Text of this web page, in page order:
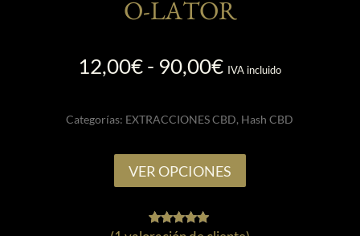
O-LATOR
12,00€- 90,00€Rango
desde
12,00€
hasta
90,00€
IVA incluido
Categorías: EXTRACCIONES CBD, Hash CBD
VER OPCIONES
producto